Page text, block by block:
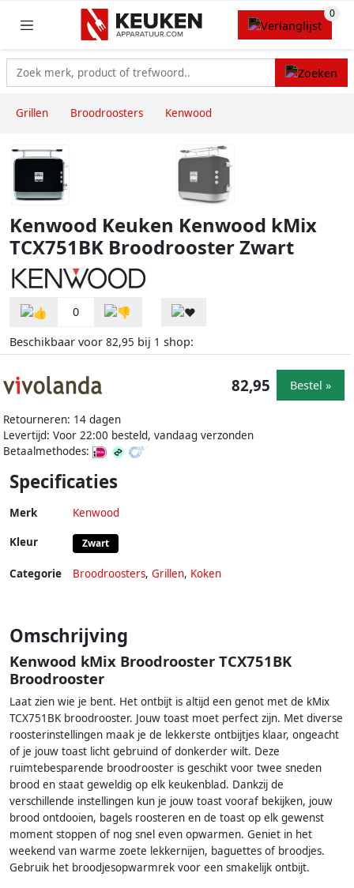
Grillen Broodroosters Kenwood
Kenwood Keuken Kenwood kMix
TCX751BK Broodrooster Zwart
0
Beschikbaar voor 82,95 bij 1 shop:
Retourneren: 14 dagen
Levertijd: Voor 22:00 besteld, vandaag verzonden
Betaalmethodes:
82,95 Bestel »
Specificaties
Merk Kenwood
Kleur Zwart
Categorie Broodroosters, Grillen, Koken
Omschrijving
Kenwood kMix Broodrooster TCX751BK
Broodrooster
Laat zien wie je bent. Het ontbijt is altijd een genot met de kMix
TCX751BK broodrooster. Jouw toast moet perfect zijn. Met diverse
roosterinstellingen maak je de lekkerste ontbijtjes klaar, ongeacht
of je jouw toast licht gebruind of donkerder wilt. Deze
ruimtebesparende broodrooster is geschikt voor twee sneden
brood en staat geweldig op elk keukenblad. Dankzij de
verschillende instellingen kun je jouw toast vooraf bekijken, jouw
brood ontdooien, bagels roosteren en de toast op elk gewenst
moment stoppen of nog snel even opwarmen. Geniet in het
weekend van warme zoete lekkernijen, baguettes of broodjes.
Gebruik het broodjesopwarmrek voor een smakelijk ontbijt.